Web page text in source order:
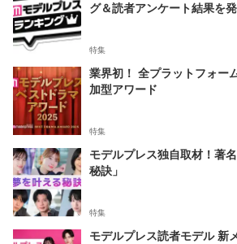
グ＆読者アンケート結果を
特集
業界初！ 全プラットフォー
加型アワード
特集
モデルプレス独自取材！著
秘訣」
特集
モデルプレス読者モデル 新